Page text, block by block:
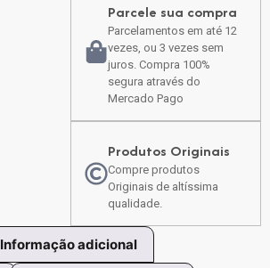
Parcele sua compra
Parcelamentos em até 12
vezes, ou 3 vezes sem
juros. Compra 100%
segura através do
Mercado Pago
Produtos Originais
Compre produtos
Originais de altíssima
qualidade.
Informação adicional